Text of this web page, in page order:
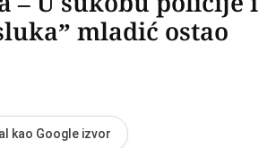
mladić ostao
kao Google izvor